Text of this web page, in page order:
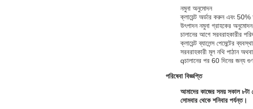
নমুনা অনুমোদন
ক্লায়েন্ট অর্ডার করুন এবং
উৎপাদন নমুনা গ্রাহকের অনুমোদন
চালানের আগে সরবরাহকারীর
ক্লায়েন্ট ব্যালেন্স পেমেন্টের
সরবরাহকারী মূল নথি পাঠান
qচালানের পর 60 দিনের জন্য
পরিষেবা বিজ্ঞপ্তি
আমাদের কাজের সময় সকাল ৮টা
সোমবার থেকে শনিবার পর্যন্ত।